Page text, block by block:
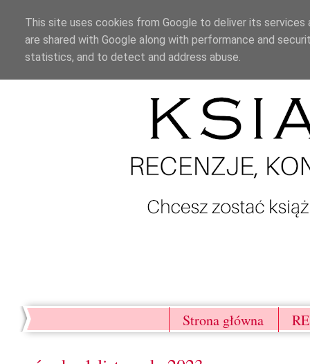
Strona główna
This site uses cookies from Google to deliver its
are shared with Google along with performance and
statistics, and to detect and address abuse.